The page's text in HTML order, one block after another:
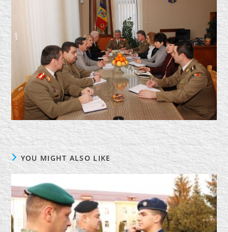
YOU MIGHT ALSO LIKE